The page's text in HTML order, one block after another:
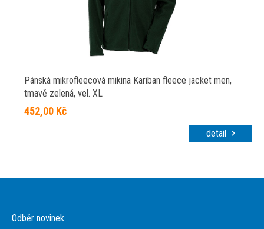
Pánská mikrofleecová mikina Kariban fleece jacket men,
tmavě zelená, vel. XL
452,00 Kč
detail
Odběr novinek